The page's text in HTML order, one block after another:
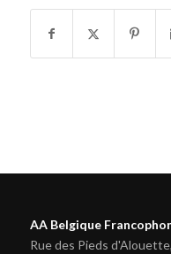
AA Belgique
Rue des Pieds